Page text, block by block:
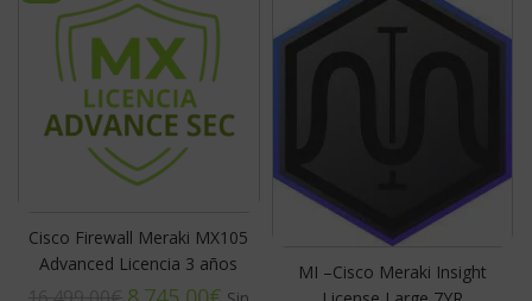
Cisco Firewall Meraki MX105
Advanced Licencia 3 años
MI –Cisco Meraki Insight